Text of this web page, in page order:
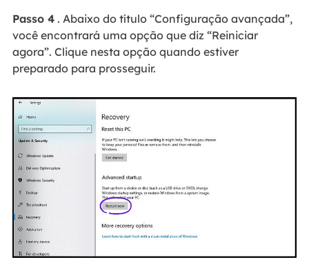
Passo 4. Abaixo do título “Configuração avançada”,
você encontrará uma opção que diz “Reiniciar
agora”. Clique nesta opção quando estiver
preparado para prosseguir.